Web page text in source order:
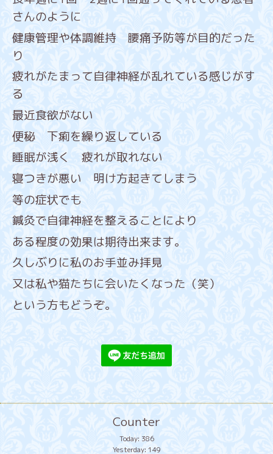
さんのように
健康管理や体調維持 腰痛予防等が目的だった
り
疲れがたまって自律神経が乱れている感じがす
る
最近食欲がない
便秘 下痢を繰り返している
睡眠が浅く 疲れが取れない
寝つきが悪い 明け方起きてしまう
等の症状でも
鍼灸で自律神経を整えることにより
ある程度の効果は期待出来ます。
久しぶりに私のお手並み拝見
又は私や猫たちに会いたくなった（笑）
という方もどうぞ。
Counter
Today: 386
Yesterday: 149